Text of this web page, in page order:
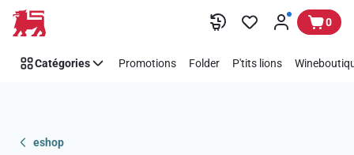
Passer 0
Catégories Promotions Folder P'tits lions
eshop